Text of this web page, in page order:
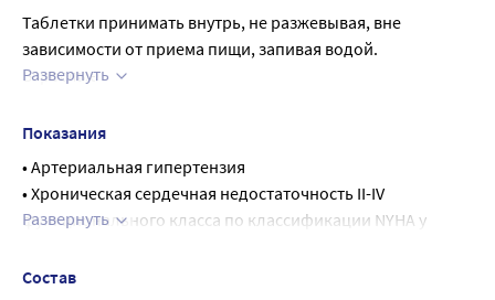
Таблетки принимать внутрь, не разжевывая, вне
зависимости от приема пищи, запивая водой.
Взрослые
Препарат может быть назначен в дозе 40 мг, 80 мг, 160 мг,
Рекомендуемая начальная доза препарата ВАЛСАРТАН
составляется 80 мг 1 раз в сутки, вне зависимости от
расовой принадлежности, возраста и пола пациента.
недели лечения; максимальный эффект развивается
Развернуть
Показания
• Артериальная гипертензия
• Хроническая сердечная недостаточность II-IV
функционального класса по классификации NYHA у
одним или несколькими препаратами из следующих
Развернуть
Состав